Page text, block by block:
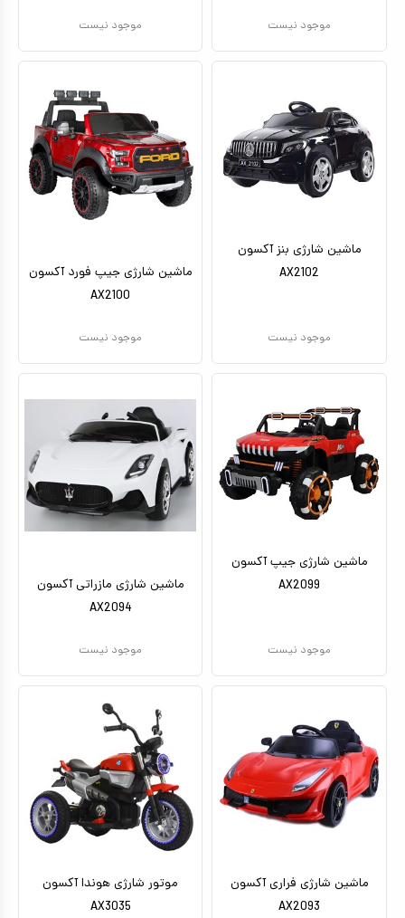
موجود نیست موجود نیست
ماشین شارژی بنز آکسون
AX2102
موجود نیست
ماشین شارژی جیپ فورد آکسون
AX2100
موجود نیست
ماشین شارژی جیپ آکسون
AX2099
موجود نیست
ماشین شارژی مازراتی آکسون
AX2094
موجود نیست
ماشین شارژی فراری آکسون
AX2093
موتور شارژی هوندا آکسون
AX3035